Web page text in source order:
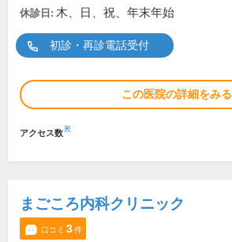
休診日: 木、日、祝、年末年始
初診・再診電話受付
この医院の詳細をみる
アクセス数※
まごころ内科クリニック
口コミ 3件